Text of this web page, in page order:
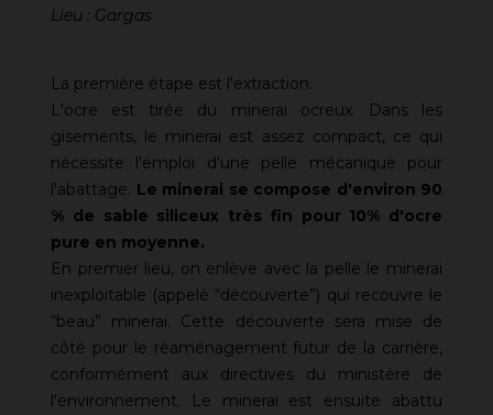
Lieu : Gargas
La première étape est l'extraction.
L'ocre est tirée du minerai ocreux.
Dans les
gisements, le minerai est assez compact, ce qui
nécessite l'emploi d'une pelle mécanique pour
l'abattage. Le minerai se compose d'environ 90
% de sable siliceux très fin pour 10% d'ocre
pure en moyenne.
En premier lieu, on enlève avec la pelle le minerai
inexploitable (appelé “découverte”) qui recouvre le
“beau” minerai. Cette découverte sera mise de
côté pour le réaménagement futur de la carrière,
conformément aux directives du ministère de
l'environnement. Le minerai est ensuite abattu